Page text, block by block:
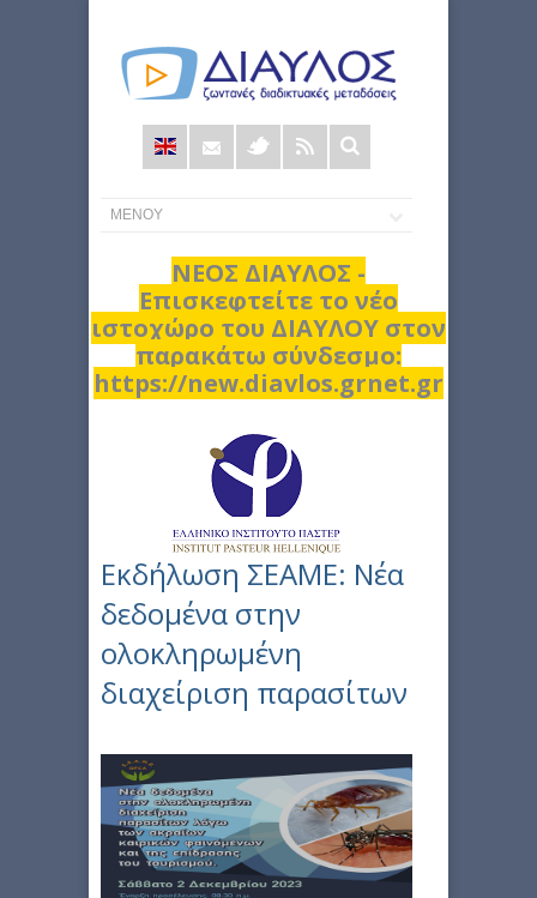
Φόρμα
αναζήτησης
ΝΕΟΣ ΔΙΑΥΛΟΣ -
Επισκεφτείτε το νέο
ιστοχώρο του ΔΙΑΥΛΟΥ στον
παρακάτω σύνδεσμο:
https://new.diavlos.grnet.gr
Εκδήλωση ΣΕΑΜΕ: Νέα
δεδομένα στην
ολοκληρωμένη
διαχείριση παρασίτων